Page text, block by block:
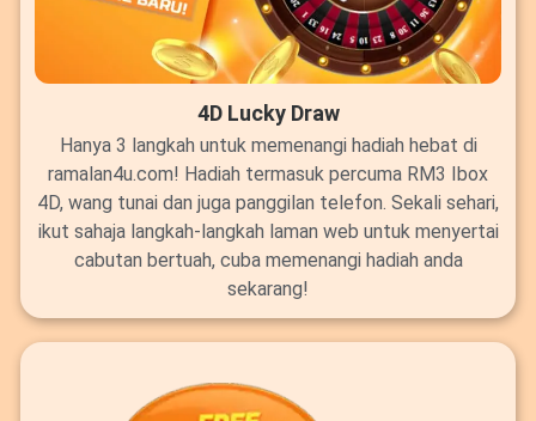
4D Lucky Draw
Hanya 3 langkah untuk memenangi hadiah hebat di
ramalan4u.com! Hadiah termasuk percuma RM3 Ibox
4D, wang tunai dan juga panggilan telefon. Sekali sehari,
ikut sahaja langkah-langkah laman web untuk menyertai
cabutan bertuah, cuba memenangi hadiah anda
sekarang!